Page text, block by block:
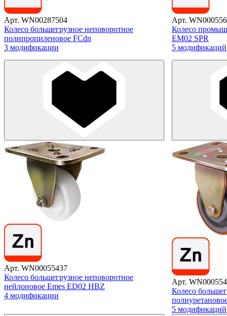
Арт. WN00287504
Колесо большегрузное неповоротное
полипропиленовое FCdn
3 модификации
Арт.
Колесо
EM02 SPR
5 модификаций
Арт. WN00055437
Колесо большегрузное неповоротное
нейлоновое Emes ED02 HBZ
4 модификации
Арт.
Колесо
5 модификаций